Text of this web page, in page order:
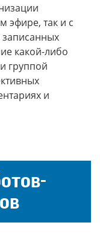
эфире, так и с
какой-либо
группой
и